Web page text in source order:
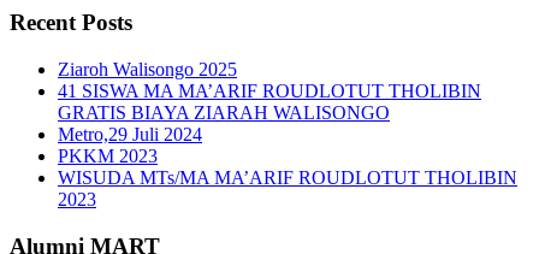
Recent Posts
Ziaroh Walisongo 2025
41 SISWA MA MA’ARIF ROUDLOTUT THOLIBIN
GRATIS BIAYA ZIARAH WALISONGO
Metro,29 Juli 2024
PKKM 2023
WISUDA MTs/MA MA’ARIF ROUDLOTUT THOLIBIN
2023
Alumni MART